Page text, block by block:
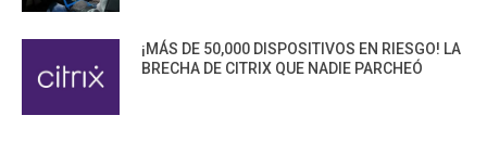
¡MÁS DE 50,000 DISPOSITIVOS EN RIESGO! LA
BRECHA DE CITRIX QUE NADIE PARCHEÓ